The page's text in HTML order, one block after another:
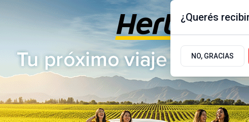
Viernes 7 de Agosto
de 2026
17.9ºc | Buenos Aires, AR
ACTUALIDAD POLÍTICA
¿Querés
NO, GRACIAS